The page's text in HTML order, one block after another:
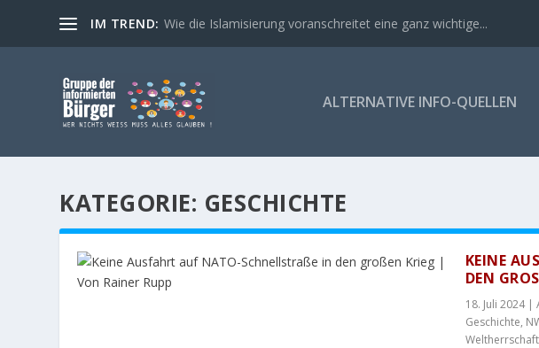
IM TREND: Wie die Islamisierung voranschreitet eine ganz wichtige...
ALTERNATIVE INFO-QUELLEN
KATEGORIE: GESCHICHTE
KEINE
EN
18. Juli 2024|
Geschichte,
Weltherrschaft